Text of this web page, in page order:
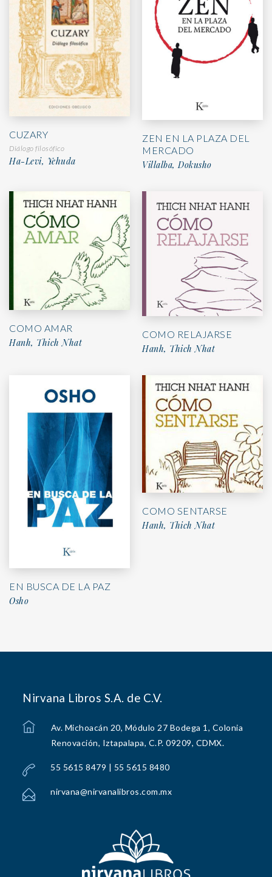
CUZARY
Diálogo filosófico
Ha-Levi, Yehuda
ZEN EN LA PLAZA DEL
MERCADO
Villalba, Dokusho
COMO AMAR
Hanh, Thich Nhat
COMO RELAJARSE
Hanh, Thich Nhat
EN BUSCA DE LA PAZ
Osho
COMO SENTARSE
Hanh, Thich Nhat
Nirvana Libros S.A. de C.V.
Av. Michoacán 20, Módulo 27 Bodega 1, Colonia
Renovación, Iztapalapa, C.P. 09209, CDMX.
55 5615 8479 | 55 5615 8480
nirvana@nirvanalibros.com.mx